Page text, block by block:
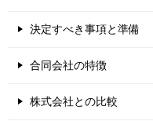
決定すべき事項と準備
合同会社の特徴
株式会社との比較